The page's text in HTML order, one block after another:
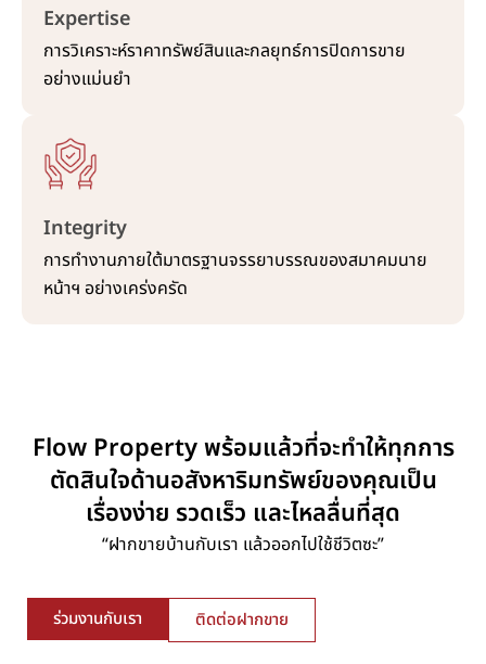
Expertise
การวิเคราะห์ราคาทรัพย์สินและกลยุทธ์การปิดการขาย
อย่างแม่นยำ
Integrity
การทำงานภายใต้มาตรฐานจรรยาบรรณของสมาคมนาย
หน้าฯ อย่างเคร่งครัด
Flow Property พร้อมแล้วที่จะทำให้ทุกการ
ตัดสินใจด้านอสังหาริมทรัพย์ของคุณเป็น
เรื่องง่าย รวดเร็ว และไหลลื่นที่สุด
“ฝากขายบ้านกับเรา แล้วออกไปใช้ชีวิตซะ”
ร่วมงานกับเรา ติดต่อฝากขาย